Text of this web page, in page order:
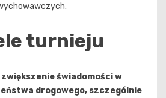
turnieju
świadomości w
drogowego, szczególnie